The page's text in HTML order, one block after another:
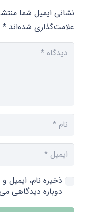
نشانی ایمیل شما
علامت‌گذاری شده‌اند *
ذخیره نام، ایمیل
دوباره دیدگاهی